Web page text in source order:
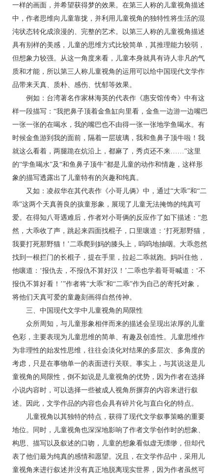
一样的画面，并希望获得梦的效果。在第三人称的儿童视角描述
中，作者思维向儿童靠拢，并利用儿童视角的独特性将生活的混
沌状态转化成浪漫的、完整的艺术。以第三人称的儿童视角描述
具有别样的美感，儿童的思维方式比较简单，其推理能力较弱，
但想象力较强。从这一角度来看，儿童本身就具有诗人非凡的气
质和才能，所以第三人称儿童视角的运用可以给中国现代文学作
品带来天真、质朴、感伤、忧郁等效果。
例如：台湾著名作家林海英的代表作《惠安馆传奇》中有这
样一段描写：“我把鼻子顶着金鱼缸向里看，金鱼一边游一边嘴巴
一张一张的在喝水，我的嘴巴也不由得一张一张地学鱼喝水。有
时候金鱼游到我的面前，隔着一层玻璃，我和鱼鼻子顶牛啦！我
就这么看着，两腿跪在炕沿上，都麻了，秀贞还不来……”这里
的“学鱼喝水”及“和鱼鼻子顶牛”都是儿童的动作和情趣，这样形
象的描写透露出了儿童特有的兴趣和纯真。
又如：凌叔华在其代表作《小哥儿俩》中，通过“大乖”和“二
乖”这两个天真善良的孩童形象，展现了儿童无法掩饰的纯真可
爱。在得知八哥遇难后，作者对小哥俩的反应作了如下描述：“忽
然，大乖收了声，跳起来四面找棍子，口里嚷道：‘打死那野猫，
我要打死那野猫！’二乖爬到妈的膝头上，呜呜地抽咽。大乖忽然
找到一根拦门的长棍子，提在手里，拉起二乖就跑。妈叫住他，
他嚷道：‘报仇去，不报仇不算好汉！’二乖也学着哥哥喊道：‘不
报仇不算好看！’”作者将“大乖”和“二乖”作为自己的寄托对象，
将他们天真可爱的童趣刻画得自然传神。
三、中国现代文学中儿童视角的局限性
众所周知，与儿童形象相伴而来的描述会呈现出浓厚的儿童
色彩，主要表现为儿童思维的简单、有趣及创造性。儿童思维作
为非理性的始发性思维，往往会淡化对结果的多层次、多角度的
考虑，只是在事物单一的表面进行关联。事实上，与其说这是儿
童视角的局限性，倒不如说是儿童视角的优势，因为作者在选择
小说内容时，可以选择一些被成人视角所摒弃的内容来进行叙
述。因此，文学作品的内容也会具有碎片化与直白化的特点。
儿童视角以其独特的特点，获得了现代文学叙事策略的重要
地位。同时，儿童视角也深深地影响了作者文学创作时的想象、
构思、描写以及叙述的口吻，儿童的想象看似虚无缥缈，但却代
表了他们最为纯真的感情和愿望。况且，在文学作品中，采用儿
童视角来进行叙述并没有真正地脱离现实世界，因为作者虽然可